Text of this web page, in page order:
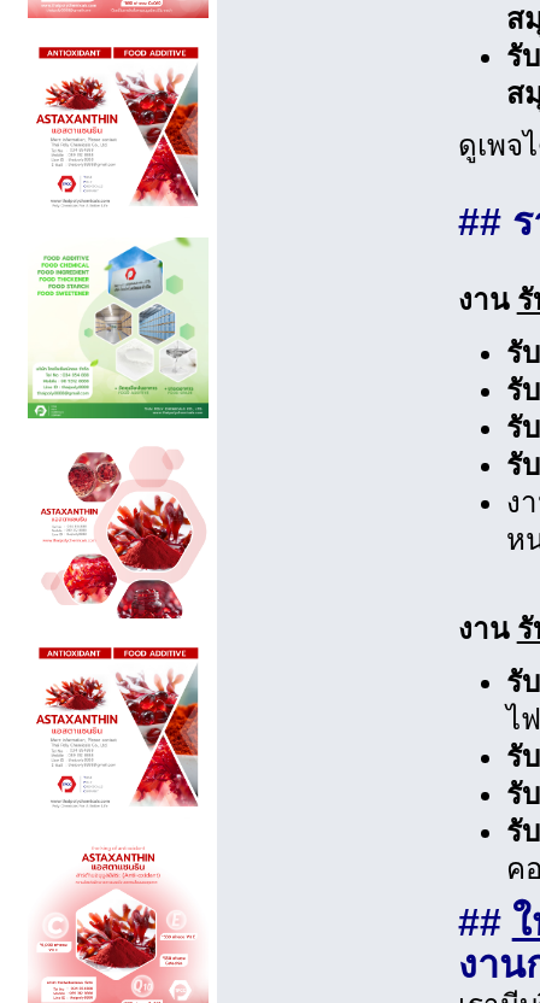
ส
รั
ส
ดูเพจ
##
งาน
รั
รั
รั
รั
ง
ห
งาน
รั
ไ
รั
รั
รั
ค
##
งาน